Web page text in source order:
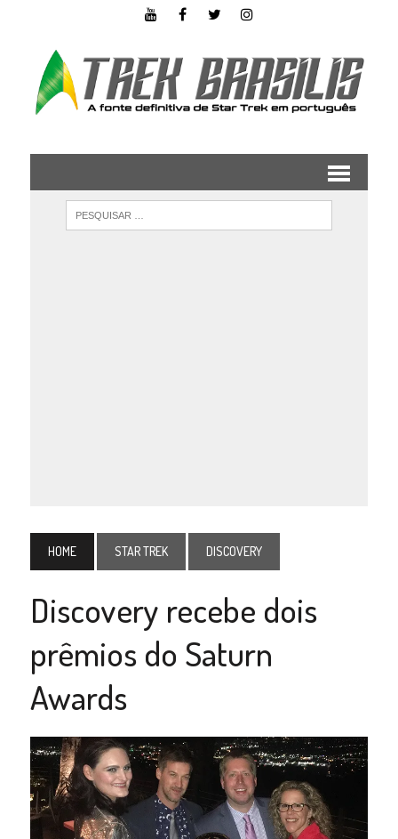
HOME STAR TREK DISCOVERY
Discovery recebe dois
prêmios do Saturn
Awards